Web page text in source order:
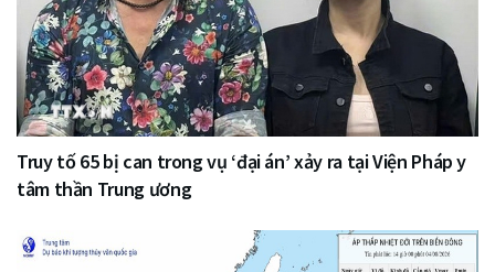
Truy tố 65 bị can trong vụ ‘đại án’ xảy ra tại Viện Pháp y
tâm thần Trung ương